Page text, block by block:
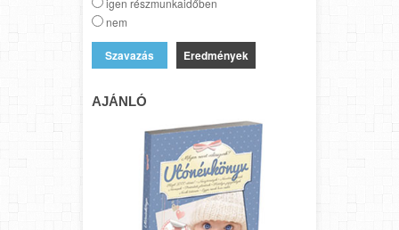
nem
Eredmények
AJÁNLÓ